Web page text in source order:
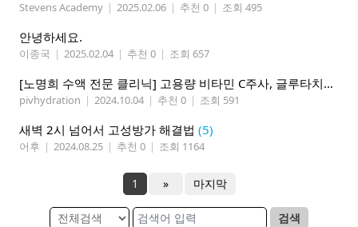
Stevens Academy | 2025.02.06 | 추천 0 | 조회 495
안녕하세요.
이종국 | 2025.02.04 | 추천 0 | 조회 657
[노명희 수액 전문 클리닉] 고용량 비타민 C주사, 글루타치온, 뇌건강, 두통개선, 면역력증진, 코로나 예방
pivhydration | 2024.10.04 | 추천 0 | 조회 591
새벽 2시 넘어서 고성방가 해결법 (5)
어후 | 2024.08.25 | 추천 0 | 조회 1164
1 » 마지막
검색